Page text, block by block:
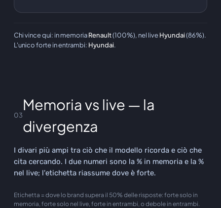
Chi vince qui: in memoriaRenault(100%), nel liveHyundai(86%).
L'unico forte in entrambi: Hyundai.
03
Memoria vs live — la
divergenza
I divari più ampi tra ciò che il modello ricorda e ciò che
cita cercando. I due numeri sono la % in memoria e la %
nel live; l'etichetta riassume dove è forte.
Etichetta = dove lo brand supera il 50% delle risposte: forte solo in
memoria, forte solo nel live, forte in entrambi, o debole in entrambi.